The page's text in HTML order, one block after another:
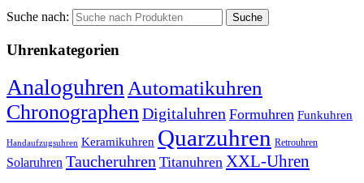
Suche nach:
Uhrenkategorien
Analoguhren Automatikuhren
ChronographenDigitaluhren Formuhren Funkuhren
Handaufzugsuhren Keramikuhren Quarzuhren Retrouhren
Solaruhren Taucheruhren Titanuhren XXL-Uhren